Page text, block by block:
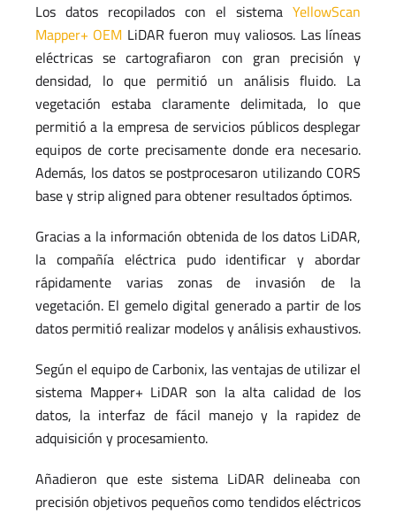
Los datos recopilados con el sistema YellowScan
Mapper+ OEM LiDAR fueron muy valiosos. Las líneas
eléctricas se cartografiaron con gran precisión y
densidad, lo que permitió un análisis fluido. La
vegetación estaba claramente delimitada, lo que
permitió a la empresa de servicios públicos desplegar
equipos de corte precisamente donde era necesario.
Además, los datos se postprocesaron utilizando CORS
base y strip aligned para obtener resultados óptimos.
Gracias a la información obtenida de los datos LiDAR,
la compañía eléctrica pudo identificar y abordar
rápidamente varias zonas de invasión de la
vegetación. El gemelo digital generado a partir de los
datos permitió realizar modelos y análisis exhaustivos.
Según el equipo de Carbonix, las ventajas de utilizar el
sistema Mapper+ LiDAR son la alta calidad de los
datos, la interfaz de fácil manejo y la rapidez de
adquisición y procesamiento.
Añadieron que este sistema LiDAR delineaba con
precisión objetivos pequeños como tendidos eléctricos